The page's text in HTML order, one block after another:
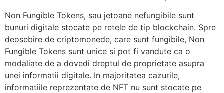
Non Fungible Tokens, sau jetoane nefungibile sunt
bunuri digitale stocate pe retele de tip blockchain. Spre
deosebire de criptomonede, care sunt fungibile, Non
Fungible Tokens sunt unice si pot fi vandute ca o
modaliate de a dovedi dreptul de proprietate asupra
unei informatii digitale. In majoritatea cazurile,
informatiile reprezentate de NFT nu sunt stocate pe